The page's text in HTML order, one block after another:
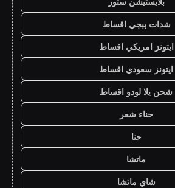
شدات ببجي اقساط
ايتونز امريكي اقساط
ايتونز سعودي اقساط
شحن يلا لودو اقساط
حناء شعر
حنا
ماتشا
شاي ماتشا